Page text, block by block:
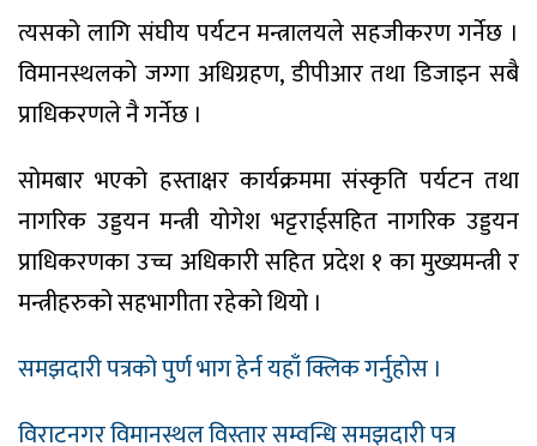
त्यसको लागि संघीय पर्यटन मन्त्रालयले सहजीकरण गर्नेछ ।
विमानस्थलको जग्गा अधिग्रहण, डीपीआर तथा डिजाइन सबै
प्राधिकरणले नै गर्नेछ ।
सोमबार भएको हस्ताक्षर कार्यक्रममा संस्कृति पर्यटन तथा
नागरिक उड्डयन मन्त्री योगेश भट्टराईसहित नागरिक उड्डयन
प्राधिकरणका उच्च अधिकारी सहित प्रदेश १ का मुख्यमन्त्री र
मन्त्रीहरुको सहभागीता रहेको थियो ।
समझदारी पत्रको पुर्ण भाग हेर्न यहाँ क्लिक गर्नुहोस ।
विराटनगर विमानस्थल विस्तार सम्वन्धि समझदारी पत्र